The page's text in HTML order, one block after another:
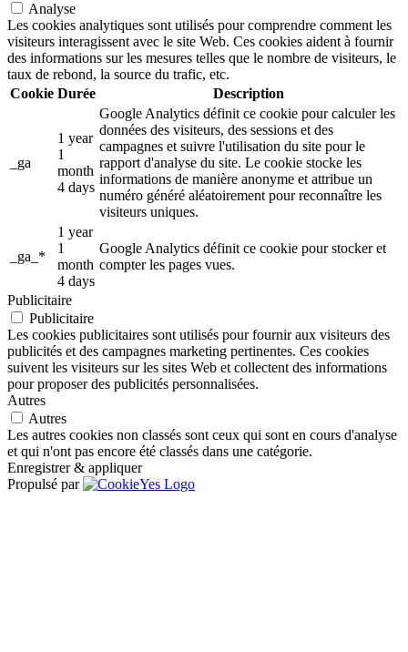
Analyse
Les cookies analytiques sont utilisés pour comprendre comment les
visiteurs interagissent avec le site Web. Ces cookies aident à fournir
des informations sur les mesures telles que le nombre de visiteurs, le
taux de rebond, la source du trafic, etc.
Cookie Durée Description
_ga
1 year
1
month
4 days
Google Analytics définit ce cookie pour calculer les
données des visiteurs, des sessions et des
campagnes et suivre l'utilisation du site pour le
rapport d'analyse du site. Le cookie stocke les
informations de manière anonyme et attribue un
numéro généré aléatoirement pour reconnaître les
visiteurs uniques.
_ga_*
1 year
1
month
4 days
Google Analytics définit ce cookie pour stocker et
compter les pages vues.
Publicitaire
Publicitaire
Les cookies publicitaires sont utilisés pour fournir aux visiteurs des
publicités et des campagnes marketing pertinentes. Ces cookies
suivent les visiteurs sur les sites Web et collectent des informations
pour proposer des publicités personnalisées.
Autres
Autres
Les autres cookies non classés sont ceux qui sont en cours d'analyse
et qui n'ont pas encore été classés dans une catégorie.
Enregistrer & appliquer
Propulsé par